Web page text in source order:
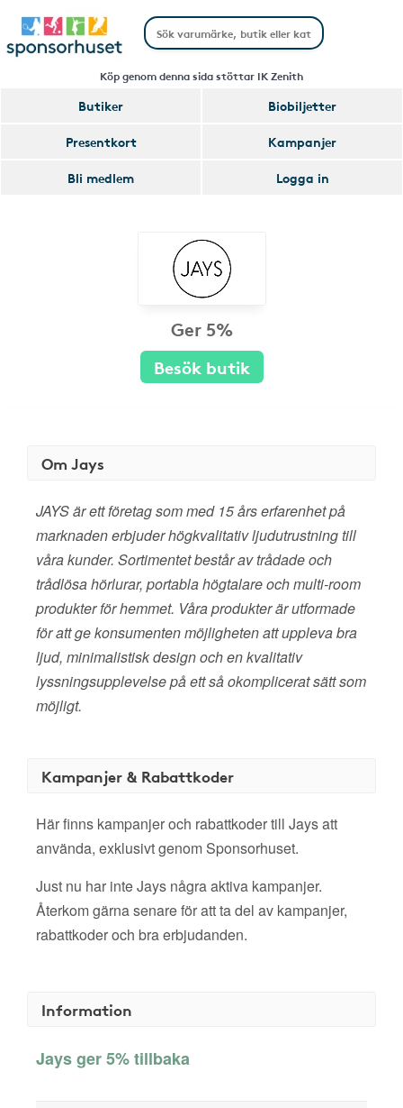
Köp genom denna sida stöttar IK Zenith
Butiker
Biobiljetter
Presentkort
Kampanjer
Bli medlem
Logga in
Ger 5%
Besök butik
Om Jays
JAYS är ett företag som med 15 års erfarenhet på
marknaden erbjuder högkvalitativ ljudutrustning till
våra kunder. Sortimentet består av trådade och
trådlösa hörlurar, portabla högtalare och multi-room
produkter för hemmet. Våra produkter är utformade
för att ge konsumenten möjligheten att uppleva bra
ljud, minimalistisk design och en kvalitativ
lyssningsupplevelse på ett så okomplicerat sätt som
möjligt.
Kampanjer & Rabattkoder
Här finns kampanjer och rabattkoder till Jays att
använda, exklusivt genom Sponsorhuset.
Just nu har inte Jays några aktiva kampanjer.
Återkom gärna senare för att ta del av kampanjer,
rabattkoder och bra erbjudanden.
Information
Jays ger 5% tillbaka